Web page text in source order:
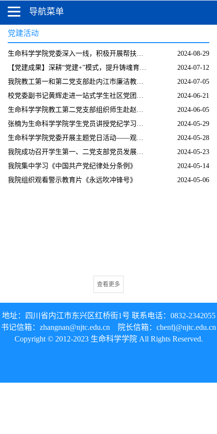
导航菜单
党建活动
2024-08-29
生命科学学院党委深入一线，积极开展帮扶脱贫工作
2024-07-12
【党建成果】深耕“党建+”模式，提升铸魂育人...
2024-07-05
我院教工第一和第二党支部赴内江市廉洁教育中...
2024-06-21
校党委副书记黄辉走进一站式学生社区党团活动...
2024-06-05
生命科学学院教工第二党支部组织师生赴赵一曼...
2024-05-29
张楠为生命科学学院学生党员讲授党纪学习教育...
2024-05-28
生命科学学院党委开展主题党日活动——观看《...
2024-05-23
我院成功召开学生第一、二党支部党员发展暨预...
2024-05-14
我院集中学习《中国共产党纪律处分条例》
2024-05-06
我院组织观看警示教育片《永远吹冲锋号》
查看更多
地址：四川省内江市东兴区红桥街1号 联系电话：0832-2342055
书记信箱： zhangnan@njtc.edu.cn 院长信箱： chenfj@njtc.edu.cn
Copyright © 2012-2023 生命科学学院 All Rights Reserved.